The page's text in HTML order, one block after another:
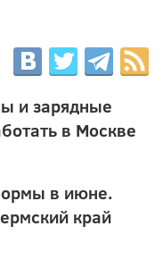
и зарядные
в Москве
в июне.
край